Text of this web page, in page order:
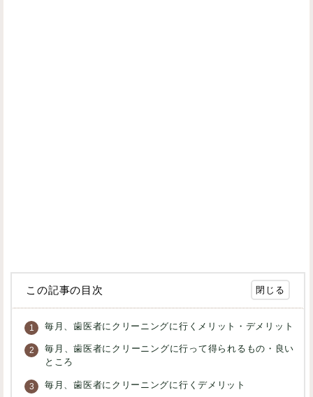
この記事の目次
毎月、歯医者にクリーニングに行くメリット・デメリット
毎月、歯医者にクリーニングに行って得られるもの・良い
ところ
毎月、歯医者にクリーニングに行くデメリット